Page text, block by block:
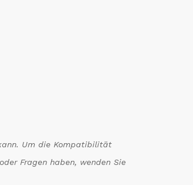
Um die Kompatibilität
Fragen haben, wenden Sie